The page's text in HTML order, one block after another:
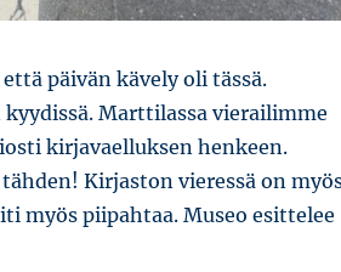
päivän kävely oli tässä.
Marttilassa vierailimme
kirjavaelluksen henkeen.
Kirjaston vieressä on
myös piipahtaa. Museo esittelee